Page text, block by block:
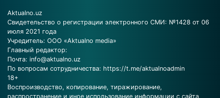
Aktualno.uz
Свидетельство о регистрации электронного СМИ: №1428 от 06
июля 2021 года
Учредитель: ООО «Aktualno media»
Главный редактор:
Почта: info@aktualno.uz
По вопросам сотрудничества: https://t.me/aktualnoadmin
18+
Воспроизводство, копирование, тиражирование,
распространение и иное использование информации с сайта